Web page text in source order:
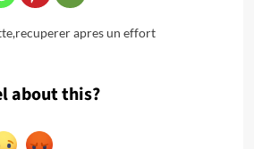
,recuperer apres un effort
about this?